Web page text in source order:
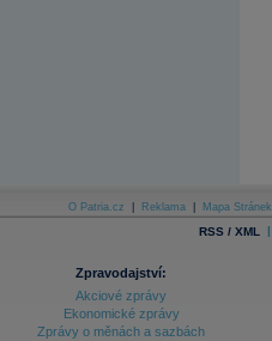
O Patria.cz Reklama Mapa Stránek
RSS / XML |
Zpravodajství:
Akciové zprávy
Ekonomické zprávy
Zprávy o měnách a sazbách